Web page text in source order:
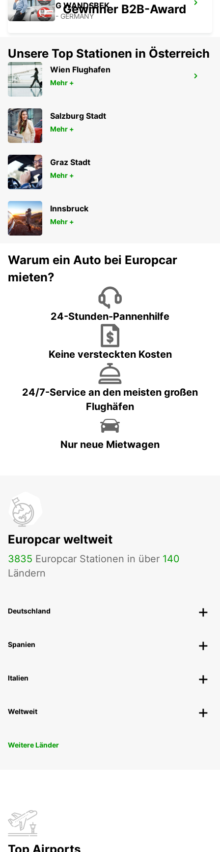
HAMBURG WANDSBEK
HAMBURG - GERMANY
HAMBURG HAMMERBROOK
HAMBURG - GERMANY
Gewinner B2B-Award
Unsere Top Stationen in Österreich
Wien Flughafen
Mehr +
Salzburg Stadt
Mehr +
Graz Stadt
Mehr +
Innsbruck
Mehr +
Warum ein Auto bei Europcar
mieten?
24-Stunden-Pannenhilfe
Keine versteckten Kosten
24/7-Service an den meisten großen
Flughäfen
Nur neue Mietwagen
Europcar weltweit
3835 Europcar Stationen in über 140
Ländern
Deutschland
Spanien
Italien
Weltweit
Weitere Länder